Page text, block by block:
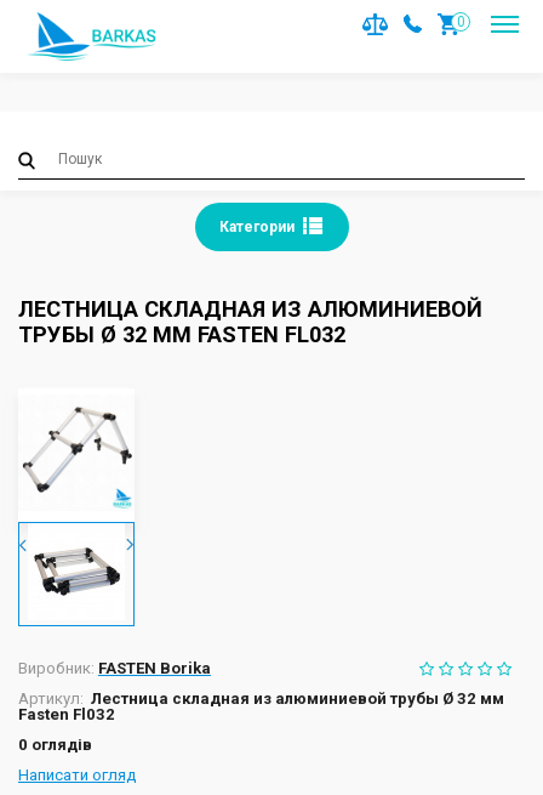
Notice
: Trying to access array offset on value of type null in
/var/www/barkas/data/www/barkas.com.ua/catalog/
on line36
0
Категории
ЛЕСТНИЦА СКЛАДНАЯ ИЗ АЛЮМИНИЕВОЙ
ТРУБЫ Ø 32 ММ FASTEN FL032
Виробник: FASTEN Borika
Артикул: Лестница складная из алюминиевой трубы Ø 32 мм
Fasten Fl032
0 оглядів
Написати огляд